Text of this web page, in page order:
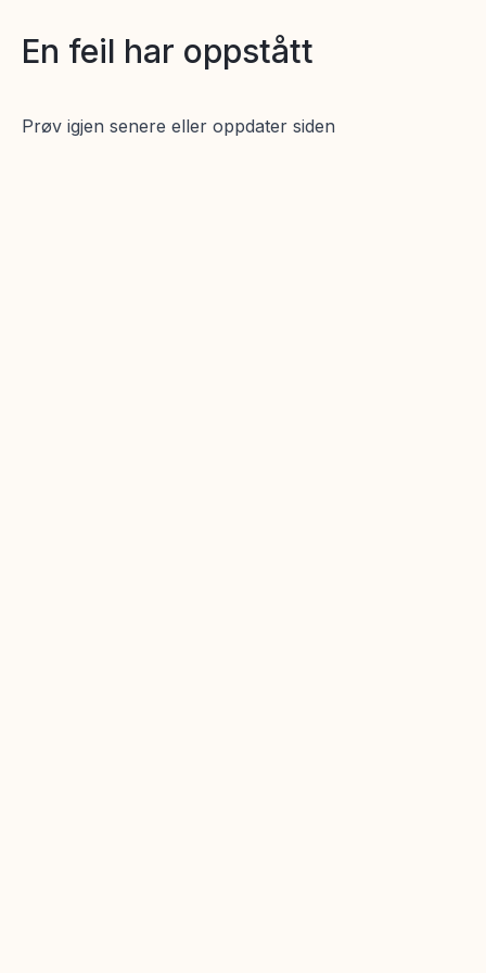
En feil har oppstått
Prøv igjen senere eller oppdater siden